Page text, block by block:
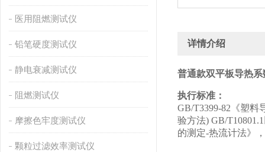
医用阻燃测试仪
铅笔硬度测试仪
静电衰减测试仪
阻燃测试仪
摩擦色牢度测试仪
颗粒过滤效率测试仪
详情介绍
普通款双平板导热
执行标准：
GB/T3399-82《塑料
验方法) GB/
的测定-热流计法》